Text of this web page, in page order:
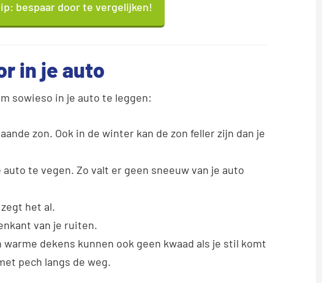
bespaar door te vergelijken!
in je auto
sowieso in je auto te leggen:
zon. Ook in de winter kan de zon feller zijn dan je
te vegen. Zo valt er geen sneeuw van je auto
het al.
van je ruiten.
dekens kunnen ook geen kwaad als je stil komt
pech langs de weg.